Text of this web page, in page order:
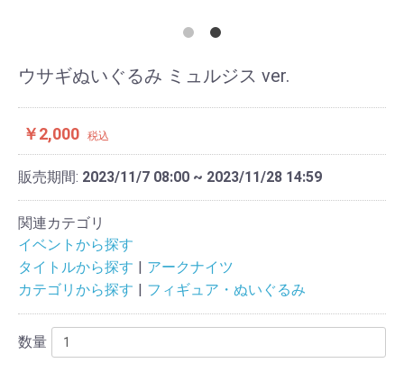
ウサギぬいぐるみ ミュルジス ver.
￥2,000 税込
販売期間: 2023/11/7 08:00 ~ 2023/11/28 14:59
関連カテゴリ
イベントから探す
タイトルから探す
アークナイツ
カテゴリから探す
フィギュア・ぬいぐるみ
数量